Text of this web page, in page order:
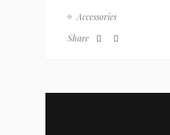
Accessories
Share